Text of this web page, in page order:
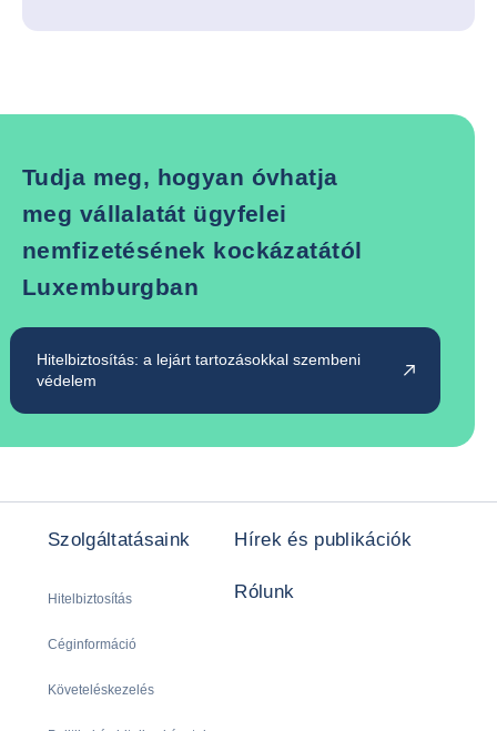
Tudja meg, hogyan óvhatja
meg vállalatát ügyfelei
nemfizetésének kockázatától
Luxemburgban
Hitelbiztosítás: a lejárt tartozásokkal szembeni
védelem
Szolgáltatásaink
Hitelbiztosítás
Céginformáció
Követeléskezelés
Hírek és publikációk
Rólunk